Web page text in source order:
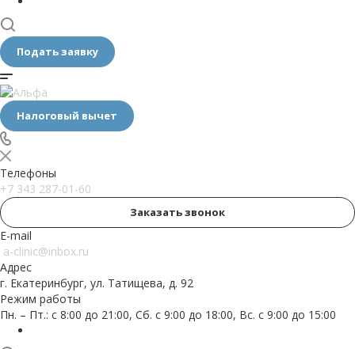
Подать заявку
Налоговый вычет
Телефоны
+7 343 287-01-60
Заказать звонок
E-mail
a-clinic@inbox.ru
Адрес
г. Екатеринбург, ул. Татищева, д. 92
Режим работы
Пн. – Пт.: с 8:00 до 21:00, Сб. с 9:00 до 18:00, Вс. с 9:00 до 15:00